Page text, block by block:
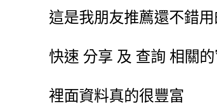
這是我朋友推薦還不錯
快速 分享 及 查詢 相關
裡面資料真的很豐富